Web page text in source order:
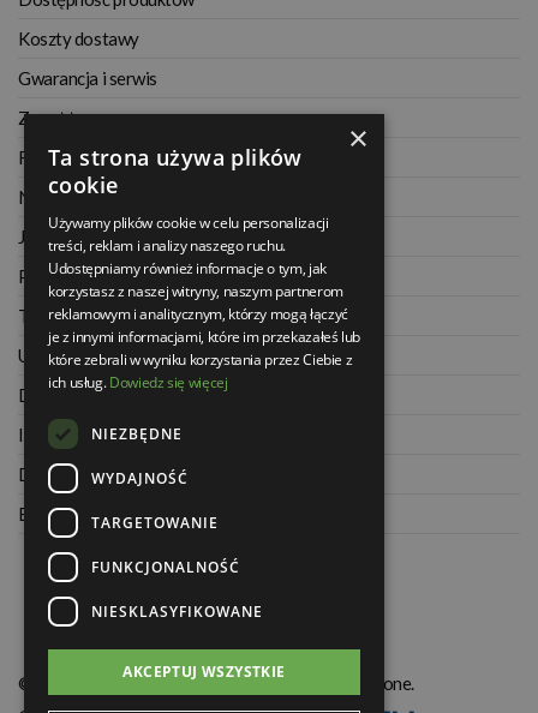
Koszty dostawy
Gwarancja i serwis
Zwrot towaru
Regulamin
Najczęściej zadawane pytania
Jak kupować na raty
Polityka prywatności
Twoje zamówienia
Ustawienia konta
Dane kontaktowe
Informacje o firmie
Dla architektów
Blog
© Świat Łazienek XXI w. Wszelkie prawa zastrzeżone.
×
Ta strona używa plików
cookie
Używamy plików cookie w celu personalizacji
treści, reklam i analizy naszego ruchu.
Udostępniamy również informacje o tym, jak
korzystasz z naszej witryny, naszym partnerom
reklamowym i analitycznym, którzy mogą łączyć
je z innymi informacjami, które im przekazałeś lub
które zebrali w wyniku korzystania przez Ciebie z
ich usług.Dowiedz się więcej
NIEZBĘDNE
WYDAJNOŚĆ
TARGETOWANIE
FUNKCJONALNOŚĆ
NIESKLASYFIKOWANE
AKCEPTUJ WSZYSTKIE